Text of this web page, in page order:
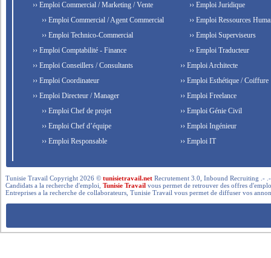
›› Emploi Commercial / Marketing / Vente
›› Emploi Commercial / Agent Commercial
›› Emploi Technico-Commercial
›› Emploi Comptabilité - Finance
›› Emploi Conseillers / Consultants
›› Emploi Coordinateur
›› Emploi Directeur / Manager
›› Emploi Chef de projet
›› Emploi Chef d’équipe
›› Emploi Responsable
›› Emploi Juridique
›› Emploi Ressources
›› Emploi Superviseurs
›› Emploi Traducteur
›› Emploi Architecte
›› Emploi Esthétique / Coiffure
›› Emploi Freelance
›› Emploi Génie Civil
›› Emploi Ingénieur
›› Emploi IT
Tunisie Travail Copyright 2026 ©tunisietravail.net Recrutement 3.0, Inbound Recruiting .-
Candidats a la recherche d'emploi,Tunisie Travail vous permet de retrouver des offres
Entreprises a la recherche de collaborateurs, Tunisie Travail vous permet de diffuser vos